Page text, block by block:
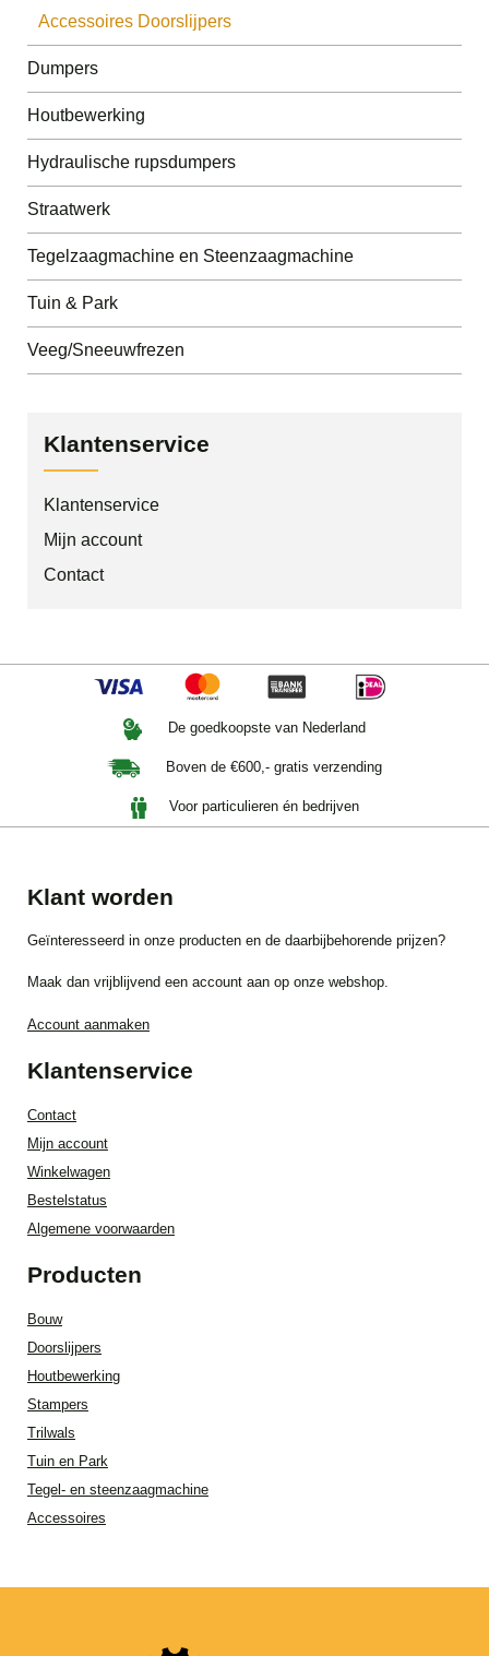
Accessoires Doorslijpers
Dumpers
Houtbewerking
Hydraulische rupsdumpers
Straatwerk
Tegelzaagmachine en Steenzaagmachine
Tuin & Park
Veeg/Sneeuwfrezen
Klantenservice
Klantenservice
Mijn account
Contact
De goedkoopste van Nederland
Boven de €600,- gratis verzending
Voor particulieren én bedrijven
Klant worden
Geïnteresseerd in onze producten en de daarbijbehorende prijzen?
Maak dan vrijblijvend een account aan op onze webshop.
Account aanmaken
Klantenservice
Contact
Mijn account
Winkelwagen
Bestelstatus
Algemene voorwaarden
Producten
Bouw
Doorslijpers
Houtbewerking
Stampers
Trilwals
Tuin en Park
Tegel- en steenzaagmachine
Accessoires